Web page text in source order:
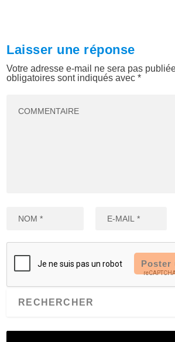
Laisser une réponse
Votre adresse e-mail ne sera pas
obligatoires sont indiqués avec*